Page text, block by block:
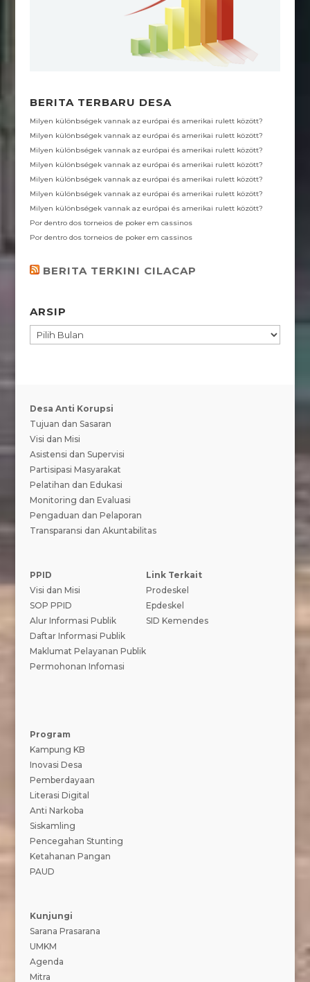
m
e
BERITA TERBARU DESA
Milyen különbségek vannak az európai és amerikai rulett között?
Milyen különbségek vannak az európai és amerikai rulett között?
Milyen különbségek vannak az európai és amerikai rulett között?
Milyen különbségek vannak az európai és amerikai rulett között?
Milyen különbségek vannak az európai és amerikai rulett között?
Milyen különbségek vannak az európai és amerikai rulett között?
Milyen különbségek vannak az európai és amerikai rulett között?
Por dentro dos torneios de poker em cassinos
Por dentro dos torneios de poker em cassinos
BERITA TERKINI CILACAP
ARSIP
ARSIP
Desa Anti Korupsi
Tujuan dan Sasaran
Visi dan Misi
Asistensi dan Supervisi
Partisipasi Masyarakat
Pelatihan dan Edukasi
Monitoring dan Evaluasi
Pengaduan dan Pelaporan
Transparansi dan Akuntabilitas
PPID
Visi dan Misi
SOP PPID
Alur Informasi Publik
Daftar Informasi Publik
Maklumat Pelayanan Publik
Permohonan Infomasi
Link Terkait
Prodeskel
Epdeskel
SID Kemendes
Program
Kampung KB
Inovasi Desa
Pemberdayaan
Literasi Digital
Anti Narkoba
Siskamling
Pencegahan Stunting
Ketahanan Pangan
PAUD
Kunjungi
Sarana Prasarana
UMKM
Agenda
Mitra